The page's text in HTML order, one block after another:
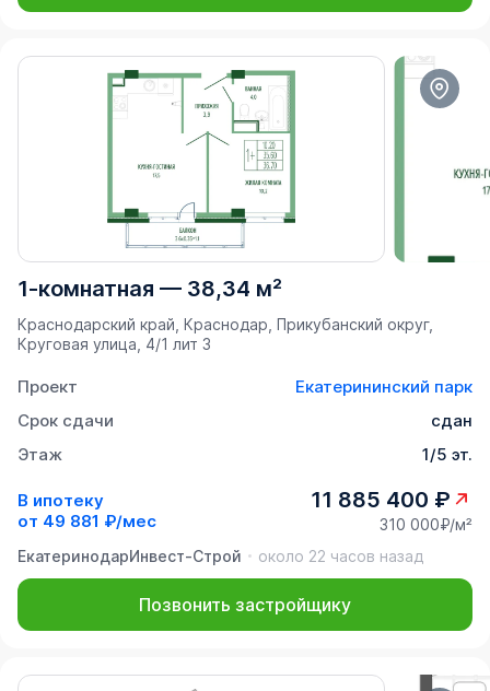
1-комнатная — 38,34 м²
Краснодарский край, Краснодар, Прикубанский округ,
Круговая улица, 4/1 лит 3
Проект
Екатерининский парк
Срок сдачи
сдан
Этаж
1/5 эт.
В ипотеку
от 49 881 ₽/мес
11 885 400 ₽
310 000₽/м²
ЕкатеринодарИнвест-Строй
около 22 часов назад
Позвонить застройщику